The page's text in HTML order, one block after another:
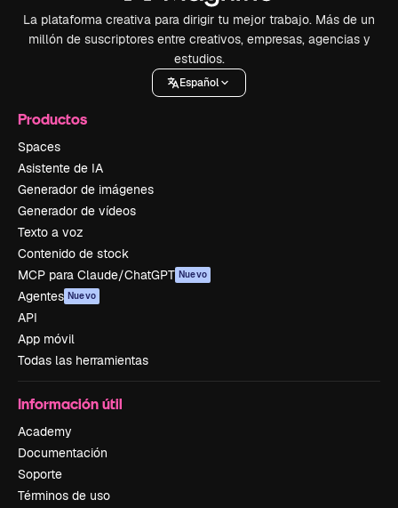
La plataforma creativa para dirigir tu mejor trabajo. Más de un
millón de suscriptores entre creativos, empresas, agencias y
estudios.
Español
Productos
Spaces
Asistente de IA
Generador de imágenes
Generador de vídeos
Texto a voz
Contenido de stock
MCP para Claude/ChatGPT Nuevo
Agentes Nuevo
API
App móvil
Todas las herramientas
Información útil
Academy
Documentación
Soporte
Términos de uso